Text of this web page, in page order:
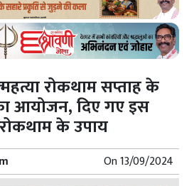
रोकथाम सप्ताह के
आयोजन, दिए गए इस
के उपाय
On13/09/2024